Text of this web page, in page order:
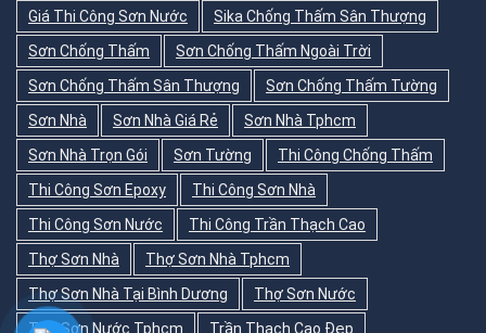
Giá Thi Công Sơn Nước
Sika Chống Thấm Sân Thượng
Sơn Chống Thấm
Sơn Chống Thấm Ngoài Trời
Sơn Chống Thấm Sân Thượng
Sơn Chống Thấm Tường
Sơn Nhà
Sơn Nhà Giá Rẻ
Sơn Nhà Tphcm
Sơn Nhà Trọn Gói
Sơn Tường
Thi Công Chống Thấm
Thi Công Sơn Epoxy
Thi Công Sơn Nhà
Thi Công Sơn Nước
Thi Công Trần Thạch Cao
Thợ Sơn Nhà
Thợ Sơn Nhà Tphcm
Thợ Sơn Nhà Tại Bình Dương
Thợ Sơn Nước
Thợ Sơn Nước Tphcm
Trần Thạch Cao Đẹp